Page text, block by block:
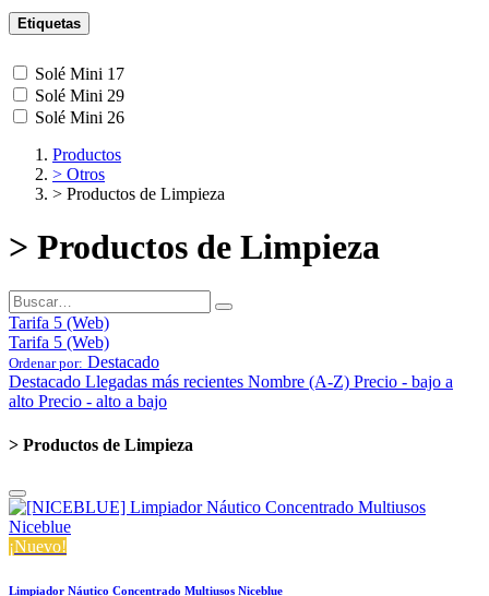
Etiquetas
Solé Mini 17
Solé Mini 29
Solé Mini 26
Productos
> Otros
> Productos de Limpieza
> Productos de Limpieza
Tarifa 5 (Web)
Tarifa 5 (Web)
Ordenar por: Destacado
Destacado Llegadas más recientes Nombre (A-Z) Precio - bajo a
alto Precio - alto a bajo
> Productos de Limpieza
¡Nuevo!
Limpiador Náutico Concentrado Multiusos Niceblue